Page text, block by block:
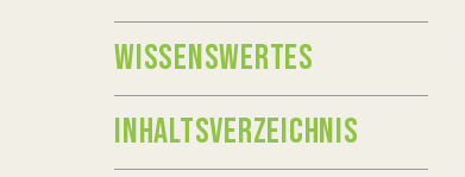
WISSENSWERTES
INHALTSVERZEICHNIS